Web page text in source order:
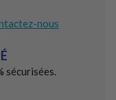
nous
sécurisées.